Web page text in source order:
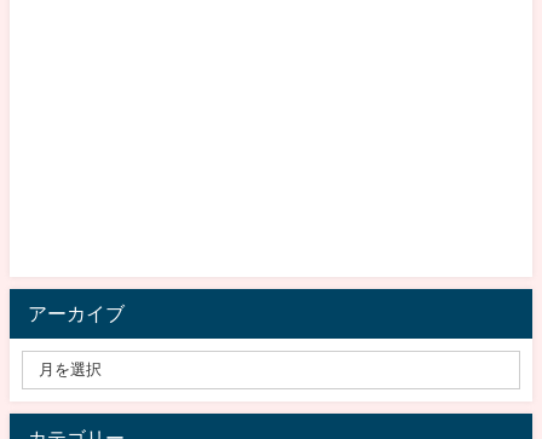
アーカイブ